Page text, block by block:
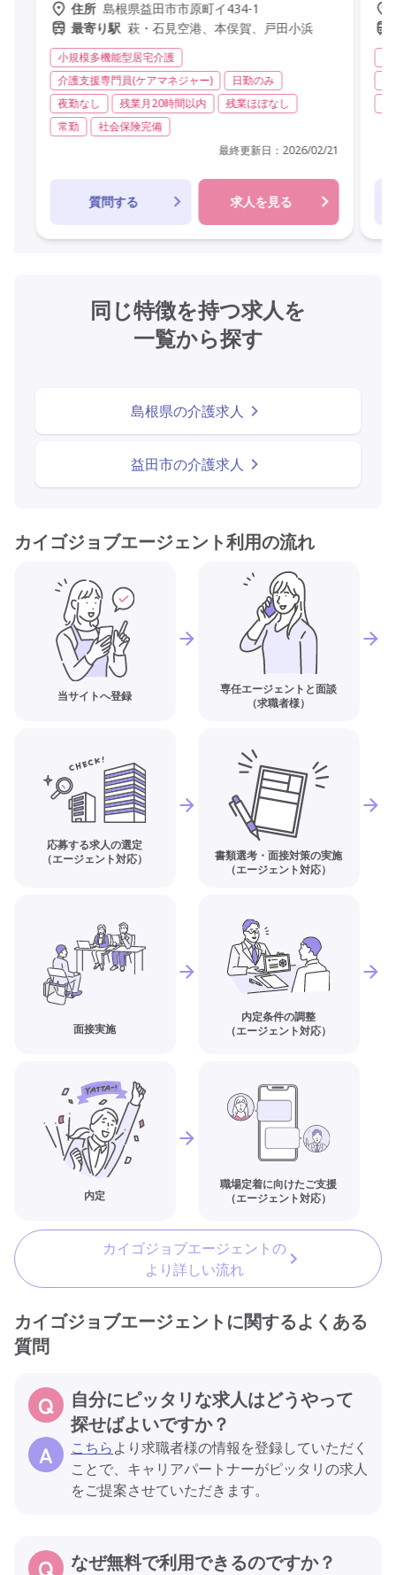
住所 島根県益田市市原町イ434-1
最寄り駅 萩・石見空港、本俣賀、戸田小浜
小規模多機能型居宅介護
介護支援専門員(ケアマネジャー)
日勤のみ
夜勤なし
残業月20時間以内
残業ほぼなし
常勤
社会保険完備
最終更新日： 2026/02/21
質問する 求人を見る
同じ特徴を持つ求人を
一覧から探す
島根県の介護求人
益田市の介護求人
カイゴジョブエージェント利用の流れ
当サイトへ登録
専任エージェントと面談
（求職者様）
応募する求人の選定
（エージェント対応）
書類選考・面接対策の実施
（エージェント対応）
面接実施
内定条件の調整
（エージェント対応）
内定
職場定着に向けたご支援
（エージェント対応）
カイゴジョブエージェントの
より詳しい流れ
カイゴジョブエージェントに関するよくある
質問
自分にピッタリな求人はどうやって
探せばよいですか？
こちらより求職者様の情報を登録していただく
ことで、キャリアパートナーがピッタリの求人
をご提案させていただきます。
なぜ無料で利用できるのですか？